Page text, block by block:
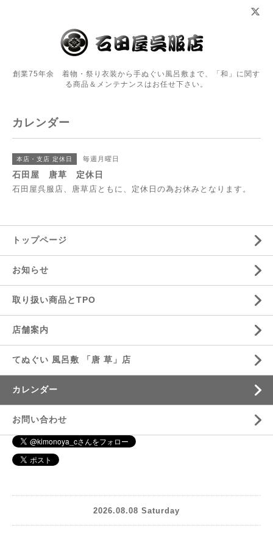
創業75年余 着物・祭り衣装から手ぬぐい風呂敷まで、「和」に関す
る商品＆メンテナンスはお任せ下さい。
カレンダー
本店・支店 定休日 毎週月曜日
石田屋 唐草 定休日
石田屋呉服店、唐草店ともに、定休日の為お休みとなります。
トップページ
お知らせ
取り扱い商品とTPO
店舗案内
てぬぐい 風呂敷 「唐 草」店
カレンダー
お問い合わせ
2026.08.08 Saturday